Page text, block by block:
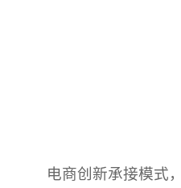
电商创新承接模式